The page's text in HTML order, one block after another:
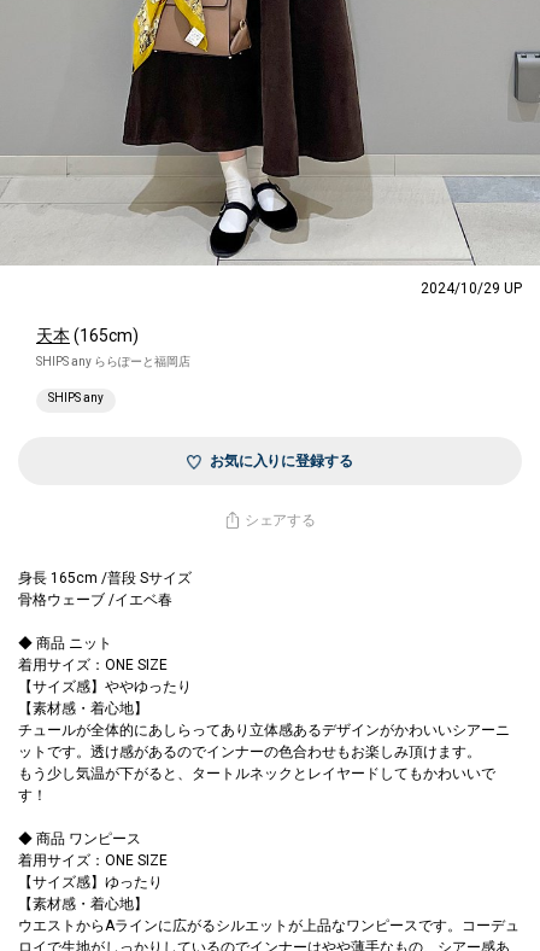
2024/10/29 UP
天本 (165cm)
SHIPS any ららぽーと福岡店
SHIPS any
お気に入りに登録する
シェアする
身長 165cm /普段 Sサイズ
骨格ウェーブ /イエベ春
◆ 商品 ニット
着用サイズ：ONE SIZE
【サイズ感】ややゆったり
【素材感・着心地】
チュールが全体的にあしらってあり立体感あるデザインがかわいいシアーニ
ットです。透け感があるのでインナーの色合わせもお楽しみ頂けます。
もう少し気温が下がると、タートルネックとレイヤードしてもかわいいで
す！
◆ 商品 ワンピース
着用サイズ：ONE SIZE
【サイズ感】ゆったり
【素材感・着心地】
ウエストからAラインに広がるシルエットが上品なワンピースです。コーデュ
ロイで生地がしっかりしているのでインナーはやや薄手なもの、シアー感あ